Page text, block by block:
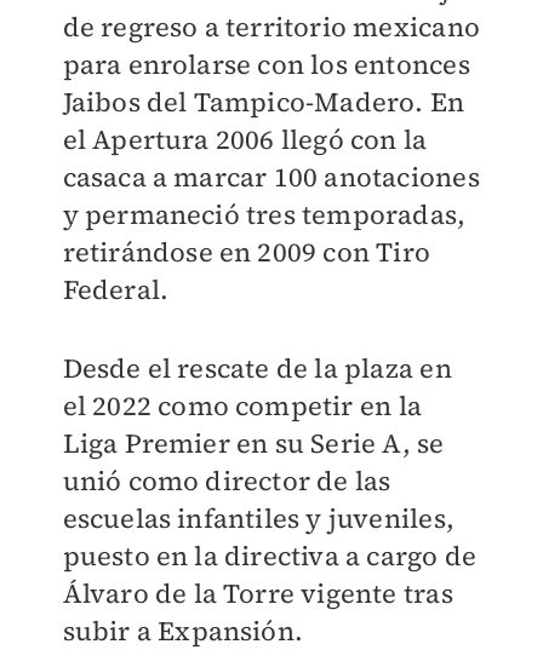
de regreso a territorio mexicano
para enrolarse con los entonces
Jaibos del Tampico-Madero. En
el Apertura 2006 llegó con la
casaca a marcar 100 anotaciones
y permaneció tres temporadas,
retirándose en 2009 con Tiro
Federal.
Desde el rescate de la plaza en
el 2022 como competir en la
Liga Premier en su Serie A, se
unió como director de las
escuelas infantiles y juveniles,
puesto en la directiva a cargo de
Álvaro de la Torre vigente tras
subir a Expansión.